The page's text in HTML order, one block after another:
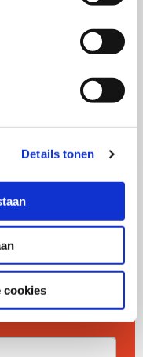
Details tonen
cookies
een update
en